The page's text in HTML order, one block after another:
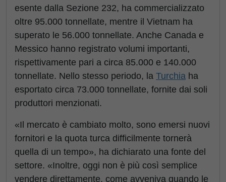
esente dalla Sezione 232, ha commercializzato
oltre 95.000 tonnellate, mentre il Vietnam ha
superato le 56.000 tonnellate. Anche Canada e
Messico hanno registrato volumi importanti,
rispettivamente pari a circa 85.000 e 140.000
tonnellate. Nello stesso periodo, la Turchia ha
esportato circa 73.000 tonnellate, fornite dai soli
produttori menzionati.
«Il mercato è cambiato molto, sono emersi nuovi
fornitori e la quota turca difficilmente tornerà
quella di un tempo», ha dichiarato una fonte del
settore. «Inoltre, oggi non è più così semplice
vendere direttamente, come avveniva quando le